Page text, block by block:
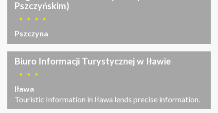
Pszczyńskim)
Pszczyna
Biuro Informacji Turystycznej w Iławie
Iława
Touristic Information in Iława lends precise information.